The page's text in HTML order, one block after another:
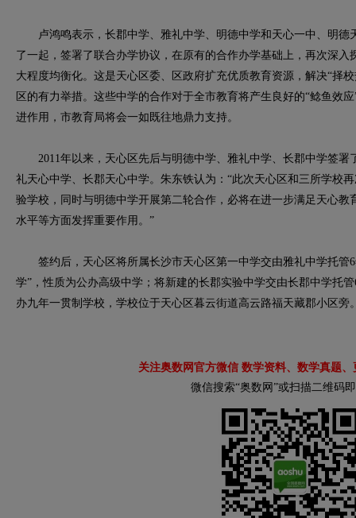
卢鸿鸣表示，长郡中学、雅礼中学、明德中学和天心一中、明德
了一起，签署了联合办学协议，在原有的合作办学基础上，再次深
大程度均衡化。这是天心区委、区政府扩充优质教育资源，解决“择
区的有力举措。这些中学的合作对于全市教育将产生良好的“鲶鱼效
进作用，市教育局将会一如既往地鼎力支持。
2011年以来，天心区先后与明德中学、雅礼中学、长郡中学签署
礼天心中学、长郡天心中学。朱东铁认为：“此次天心区和三所学校
验学校，同时与明德中学开展第二轮合作，必将在进一步满足天心
水平等方面发挥重要作用。”
签约后，天心区将所属长沙市天心区第一中学交由雅礼中学托管6
学”，性质为公办高级中学；将新建的长郡实验中学交由长郡中学托
办九年一贯制学校，学校位于天心区暮云街道高云路福天藏郡小区旁
关注奥数网官方微信 数学资料、数学真题
微信搜索“奥数网”或扫描二维码